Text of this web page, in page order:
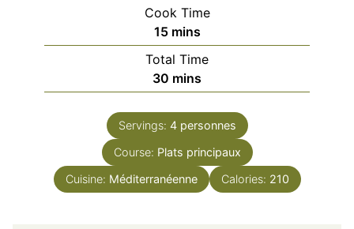
Cook Time
15minutes
mins
Total Time
30 minutes
mins
Servings: 4 personnes
Course: Plats principaux
Cuisine: Méditerranéenne Calories: 210